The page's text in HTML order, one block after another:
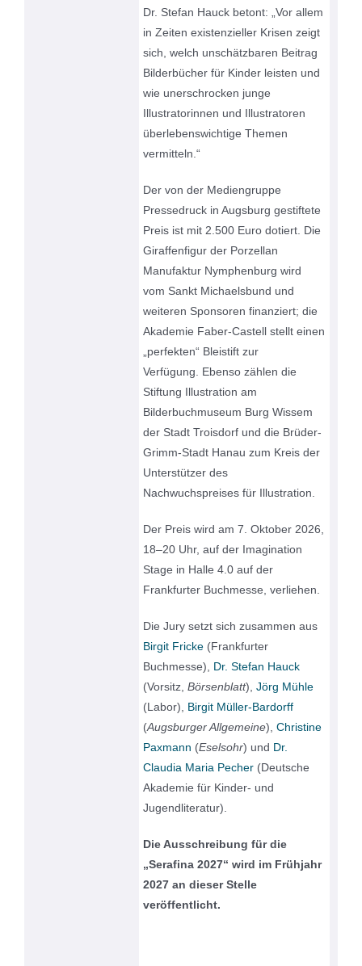
Dr. Stefan Hauck betont: „Vor allem
in Zeiten existenzieller Krisen zeigt
sich, welch unschätzbaren Beitrag
Bilderbücher für Kinder leisten und
wie unerschrocken junge
Illustratorinnen und Illustratoren
überlebenswichtige Themen
vermitteln.“
Der von der Mediengruppe
Pressedruck in Augsburg gestiftete
Preis ist mit 2.500 Euro dotiert. Die
Giraffenfigur der Porzellan
Manufaktur Nymphenburg wird
vom Sankt Michaelsbund und
weiteren Sponsoren finanziert; die
Akademie Faber-Castell stellt einen
„perfekten“ Bleistift zur
Verfügung. Ebenso zählen die
Stiftung Illustration am
Bilderbuchmuseum Burg Wissem
der Stadt Troisdorf und die Brüder-
Grimm-Stadt Hanau zum Kreis der
Unterstützer des
Nachwuchspreises für Illustration.
Der Preis wird am 7. Oktober 2026,
18–20 Uhr, auf der Imagination
Stage in Halle 4.0 auf der
Frankfurter Buchmesse, verliehen.
Die Jury setzt sich zusammen aus
Birgit Fricke (Frankfurter
Buchmesse), Dr. Stefan Hauck
(Vorsitz,Börsenblatt),Jörg Mühle
(Labor), Birgit Müller-Bardorff
(Augsburger Allgemeine),Christine
Paxmann (Eselsohr) und Dr.
Claudia Maria Pecher (Deutsche
Akademie für Kinder- und
Jugendliteratur).
Die Ausschreibung für die
„Serafina 2027“ wird im Frühjahr
2027 an dieser Stelle
veröffentlicht.